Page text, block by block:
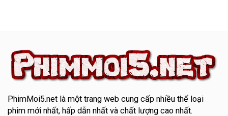
PhimMoi5.netlà một trang web cung cấp nhiều thể loại
phim mới nhất, hấp dẫn nhất và chất lượng cao nhất.